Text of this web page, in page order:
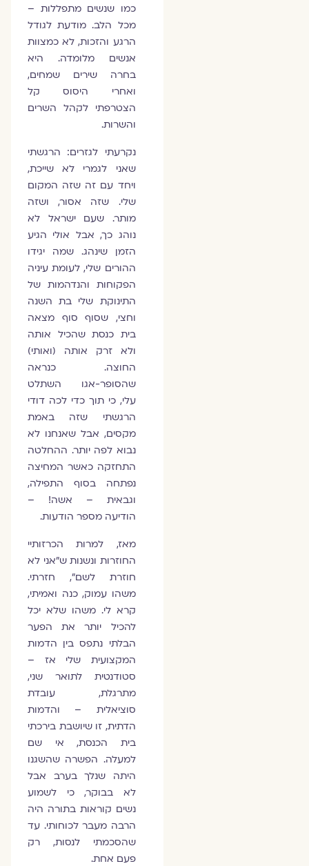
כמו שנשים מתפללות –
מכל הלב. מודעת לגודל
הרגע והזכות, לא כמצוות
אנשים מלומדה. היא
בחרה שירים שמחים,
ואחרי היסוס קל
הצטרפתי לקהל השרים
והשרות.
נקרעתי לגזרים: הרגשתי
שאני לגמרי לא שייכת,
ויחד עם זה שזה המקום
שלי. שזה אסור, ושזה
מותר. שעם ישראל לא
נוהג כך, אבל אולי הגיע
הזמן שינהג. שמה יגידו
ההורים שלי, לעומת עיניה
הפקוחות והנדהמות של
התינוקת שלי בת השנה
וחצי, שסוף סוף מצאה
בית כנסת שהכיל אותה
ולא זרק אותה (ואותי)
החוצה. כנראה
שהסופר-אגו השתלט
עלי, כי תוך כדי לכה דודי
הרגשתי שזה באמת
מקסים, אבל שאנחנו לא
נבוא לפה יותר. ההחלטה
התחזקה כאשר המחיצה
נפתחה בסוף התפילה,
וגבאית – אשה! –
הודיעה מספר הודעות.
מאז, למרות הכרזותיי
החוזרות ונשנות ש"אני לא
חוזרת לשם", חזרתי.
משהו עמוק, כנה ואמיתי,
קרא לי. משהו שלא יכל
להכיל יותר את הפער
הבלתי נתפס בין הדמות
המקצועית שלי אז –
סטודנטית לתואר שני,
מתרגלת, עובדת
סוציאלית – והדמות
הדתית, זו שיושבת בירכתי
בית הכנסת, אי שם
למעלה. הפשרה שהשגנו
היתה שנלך בערב אבל
לא בבוקר, כי לשמוע
נשים קוראות בתורה היה
הרבה מעבר לכוחותי. עד
שהסכמתי לנסות, רק
פעם אחת.